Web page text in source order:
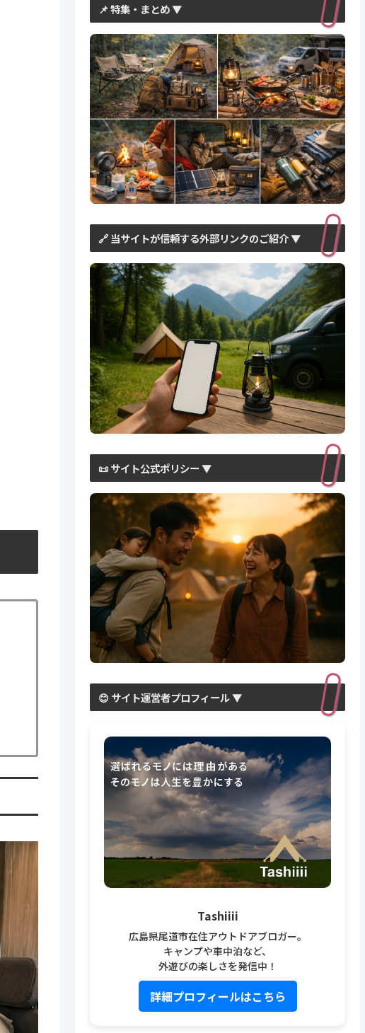
📌 特集・まとめ ▼
🔗 当サイトが信頼する外部リンクのご紹介 ▼
📜 サイト公式ポリシー ▼
😊 サイト運営者プロフィール ▼
Tashiiii
広島県尾道市在住アウトドアブロガー。
キャンプや車中泊など、
外遊びの楽しさを発信中！
詳細プロフィールはこちら